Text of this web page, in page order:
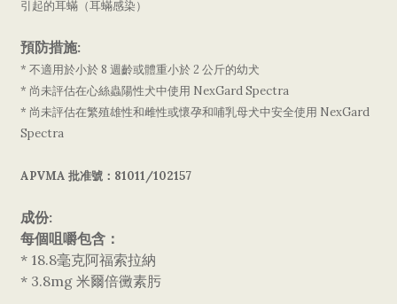
引起的耳蟎（耳蟎感染）
預防措施:
* 不適用於小於 8 週齡或體重小於 2 公斤的幼犬
* 尚未評估在心絲蟲陽性犬中使用 NexGard Spectra
* 尚未評估在繁殖雄性和雌性或懷孕和哺乳母犬中安全使用 NexGard
Spectra
APVMA 批准號： 81011/102157
成份:
每個咀嚼包含：
* 18.8毫克阿福索拉納
* 3.8mg 米爾倍黴素肟